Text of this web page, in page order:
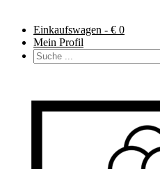
Einkaufswagen - € 0
Mein Profil